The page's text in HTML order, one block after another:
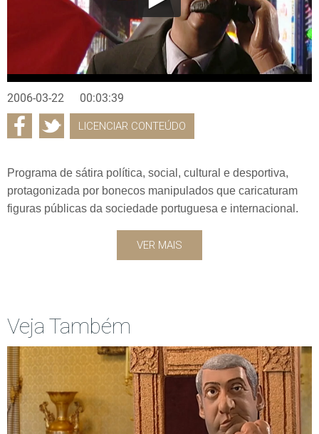
2006-03-22 00:03:39
LICENCIAR CONTEÚDO
Programa de sátira política, social, cultural e desportiva,
protagonizada por bonecos manipulados que caricaturam
figuras públicas da sociedade portuguesa e internacional.
VER MAIS
Veja Também